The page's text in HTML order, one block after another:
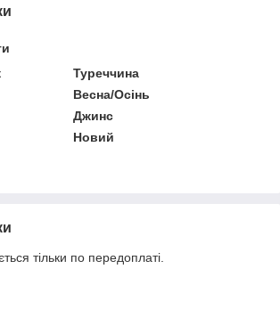
Туреччина
Весна/Осінь
Джинс
Новий
тільки по передоплаті.